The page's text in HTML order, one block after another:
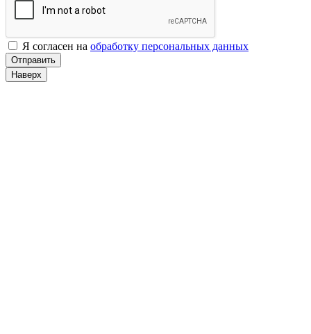
Я согласен на обработку персональных данных
Наверх